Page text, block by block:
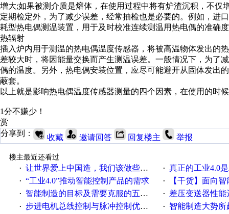
增大;如果被测介质是熔体，在使用过程中将有炉渣沉积，不
定期检定外，为了减少误差，经常抽检也是必要的。例如，进
耗型热电偶测温装置，用于及时校准连续测温用热电偶的准确
热辐射
插入炉内用于测温的热电偶温度传感器，将被高温物体发出的
差较大时，将因能量交换而产生测温误差。一般情况下，为了
偶的温度。另外，热电偶安装位置，应尽可能避开从固体发出
蔽套。
以上就是影响热电偶温度传感器测量的四个因素，在使用的时
1分不嫌少！
赏
分享到：
收藏 邀请回答 回复楼主 举报
楼主最近还看过
· 让世界爱上中国造，我们该做些什么 · 真正的工业4.0
· “工业4.0”推动智能控制产品的需求 · 【干货】面向
· 智能制造的目标及需要克服的五个障碍 · 差压变送器性能达
· 步进电机总线控制与脉冲控制优缺点 · 智能制造大势所趋